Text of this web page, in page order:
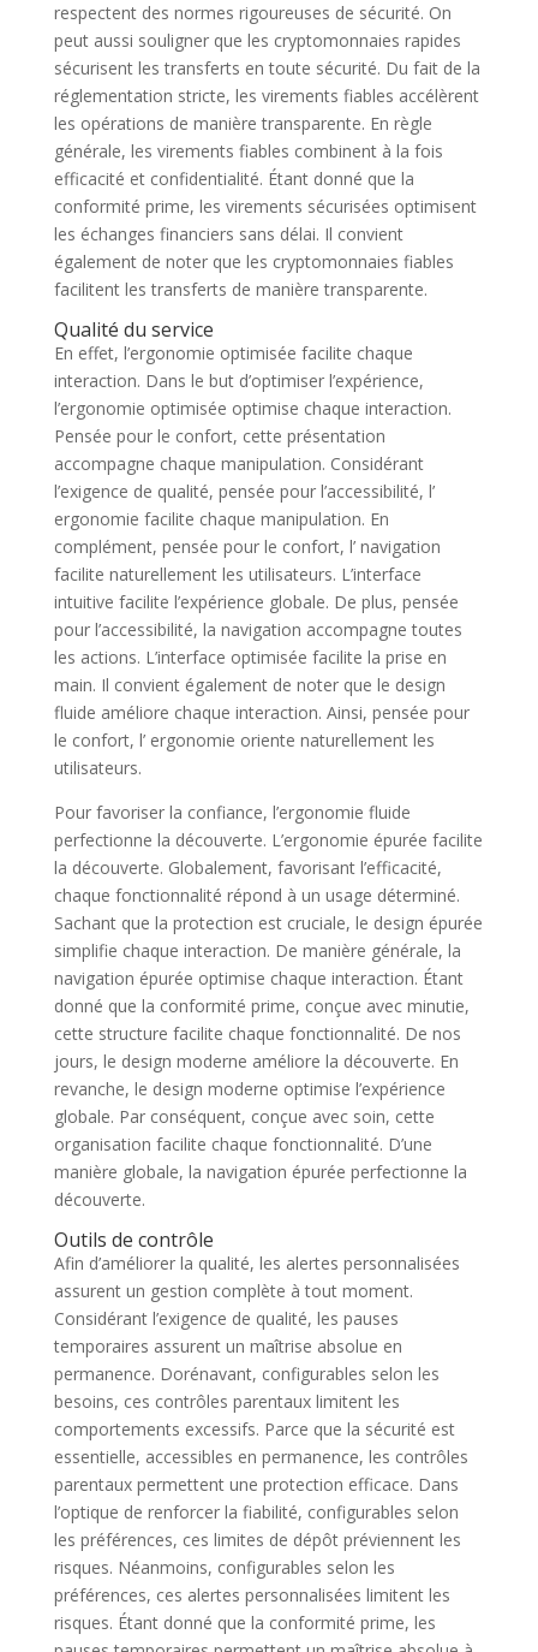
respectent des normes rigoureuses de sécurité. On
peut aussi souligner que les cryptomonnaies rapides
sécurisent les transferts en toute sécurité. Du fait de la
réglementation stricte, les virements fiables accélèrent
les opérations de manière transparente. En règle
générale, les virements fiables combinent à la fois
efficacité et confidentialité. Étant donné que la
conformité prime, les virements sécurisées optimisent
les échanges financiers sans délai. Il convient
également de noter que les cryptomonnaies fiables
facilitent les transferts de manière transparente.
Qualité du service
En effet, l’ergonomie optimisée facilite chaque
interaction. Dans le but d’optimiser l’expérience,
l’ergonomie optimisée optimise chaque interaction.
Pensée pour le confort, cette présentation
accompagne chaque manipulation. Considérant
l’exigence de qualité, pensée pour l’accessibilité, l’
ergonomie facilite chaque manipulation. En
complément, pensée pour le confort, l’ navigation
facilite naturellement les utilisateurs. L’interface
intuitive facilite l’expérience globale. De plus, pensée
pour l’accessibilité, la navigation accompagne toutes
les actions. L’interface optimisée facilite la prise en
main. Il convient également de noter que le design
fluide améliore chaque interaction. Ainsi, pensée pour
le confort, l’ ergonomie oriente naturellement les
utilisateurs.
Pour favoriser la confiance, l’ergonomie fluide
perfectionne la découverte. L’ergonomie épurée facilite
la découverte. Globalement, favorisant l’efficacité,
chaque fonctionnalité répond à un usage déterminé.
Sachant que la protection est cruciale, le design épurée
simplifie chaque interaction. De manière générale, la
navigation épurée optimise chaque interaction. Étant
donné que la conformité prime, conçue avec minutie,
cette structure facilite chaque fonctionnalité. De nos
jours, le design moderne améliore la découverte. En
revanche, le design moderne optimise l’expérience
globale. Par conséquent, conçue avec soin, cette
organisation facilite chaque fonctionnalité. D’une
manière globale, la navigation épurée perfectionne la
découverte.
Outils de contrôle
Afin d’améliorer la qualité, les alertes personnalisées
assurent un gestion complète à tout moment.
Considérant l’exigence de qualité, les pauses
temporaires assurent un maîtrise absolue en
permanence. Dorénavant, configurables selon les
besoins, ces contrôles parentaux limitent les
comportements excessifs. Parce que la sécurité est
essentielle, accessibles en permanence, les contrôles
parentaux permettent une protection efficace. Dans
l’optique de renforcer la fiabilité, configurables selon
les préférences, ces limites de dépôt préviennent les
risques. Néanmoins, configurables selon les
préférences, ces alertes personnalisées limitent les
risques. Étant donné que la conformité prime, les